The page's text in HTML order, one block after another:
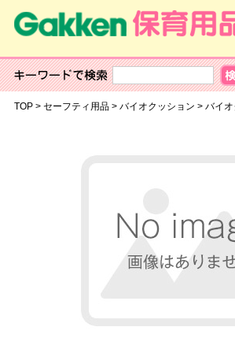
TOP> セーフティ用品> バイオクッション > バイ